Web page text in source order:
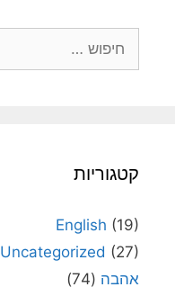
קטגוריות
English (19)
Uncategorized (27)
אהבה (74)